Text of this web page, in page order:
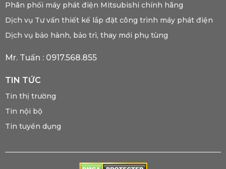
Phân phối máy phát điện Mitsubishi chính hãng
Dịch vụ Tư vấn thiết kế lắp đặt công trình máy phát điện
Dịch vụ bảo hành, bảo trì, thay mới phụ tùng
Mr. Tuấn : 0917.568.855
TIN TỨC
Tin thị trường
Tin nội bộ
Tin tuyển dụng